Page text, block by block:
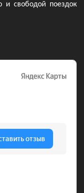
и свободой поездок